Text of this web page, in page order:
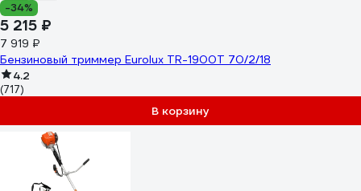
-34%
5 215 ₽
7 919 ₽
Бензиновый триммер Eurolux TR-1900T 70/2/18
4.2
(717)
В корзину